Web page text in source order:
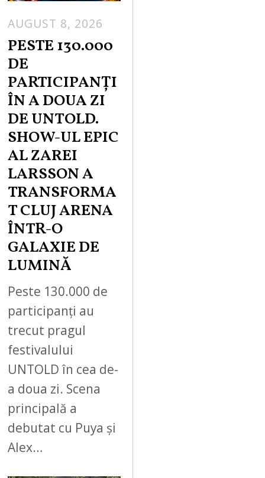
AUGUST 8, 2026
PESTE 130.000
DE
PARTICIPANȚI
ÎN A DOUA ZI
DE UNTOLD.
SHOW-UL EPIC
AL ZAREI
LARSSON A
TRANSFORMA
T CLUJ ARENA
ÎNTR-O
GALAXIE DE
LUMINĂ
Peste 130.000 de
participanți au
trecut pragul
festivalului
UNTOLD în cea de-
a doua zi. Scena
principală a
debutat cu Puya și
Alex…